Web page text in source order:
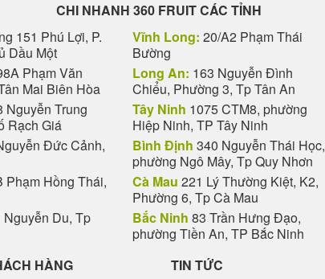
CHI NHANH 360 FRUIT CÁC TỈNH
151 Phú Lợi, P.
Dầu Một
Phạm Văn
Mai Biên Hòa
Nguyễn Trung
Rạch Giá
Đức Cảnh,
Phạm Hồng Thái,
Nguyễn Du, Tp
Vĩnh Long: 20/A2 Phạm Thái
Bường
Long An: 163 Nguyễn Đình
Chiểu, Phường 3, Tp Tân An
Tây Ninh 1075 CTM8, phường
Hiệp Ninh, TP Tây Ninh
Bình Định 340 Nguyễn Thái Học,
phường Ngô Mây, Tp Quy Nhơn
Cà Mau 221 Lý Thường Kiệt, K2,
Phường 6, Tp Cà Mau
Bắc Ninh 83 Trần Hưng Đạo,
phường Tiền An, TP Bắc Ninh
HÀNG TIN TỨC